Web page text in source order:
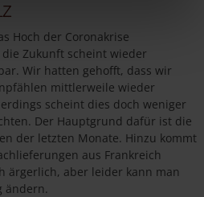
Hoch der Coronakrise
Zukunft scheint wieder
Wir hatten gehofft, dass wir
mittlerweile wieder
scheint dies doch weniger
Der Hauptgrund dafür ist die
der letzten Monate. Hinzu kommt
aus Frankreich
ärgerlich, aber leider kann man
ändern.